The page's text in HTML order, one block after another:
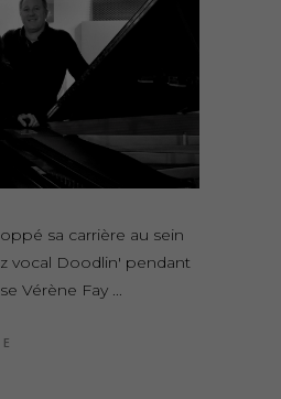
sa carrière au sein
vocal Doodlin' pendant
Vérène Fay